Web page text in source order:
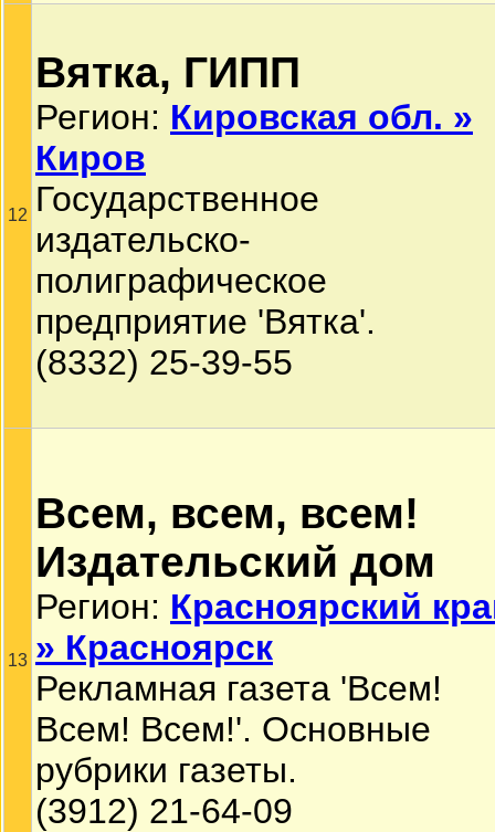
12
Вятка, ГИПП
Регион: Кировская обл. »
Киров
Государственное
издательско-
полиграфическое
предприятие 'Вятка'.
(8332) 25-39-55
13
Всем, всем, всем!
Издательский дом
Регион: Красноярский
» Красноярск
Рекламная газета 'Всем!
Всем! Всем!'. Основные
рубрики газеты.
(3912) 21-64-09